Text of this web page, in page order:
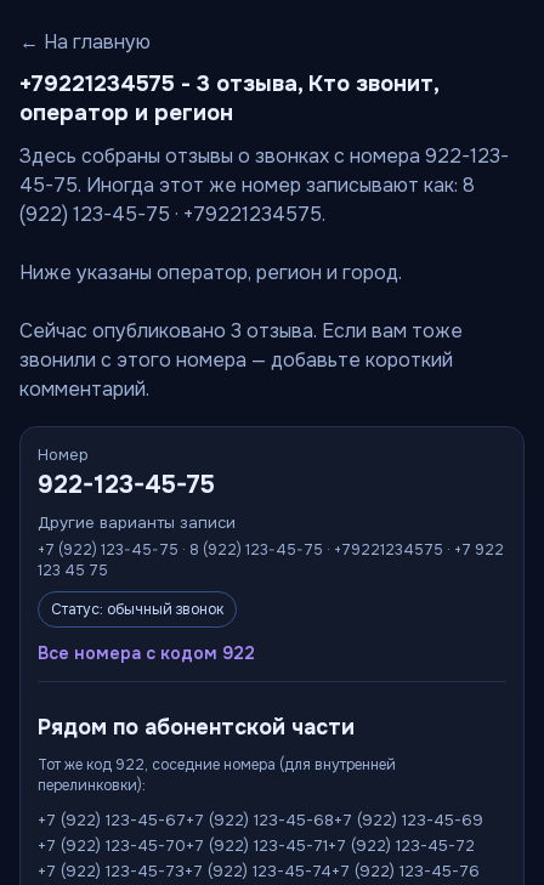
← На главную
+79221234575 - 3 отзыва, Кто звонит,
оператор и регион
Здесь собраны отзывы о звонках с номера 922-123-
45-75. Иногда этот же номер записывают как: 8
(922) 123-45-75 · +79221234575.
Ниже указаны оператор, регион и город.
Сейчас опубликовано 3 отзыва. Если вам тоже
звонили с этого номера — добавьте короткий
комментарий.
Номер
922-123-45-75
Другие варианты записи
+7 (922) 123-45-75 · 8 (922) 123-45-75 · +79221234575 · +7 922
123 45 75
Статус: обычный звонок
Все номера с кодом 922
Рядом по абонентской части
Тот же код 922, соседние номера (для внутренней
перелинковки):
+7 (922) 123-45-67+7 (922) 123-45-68+7 (922) 123-45-69
+7 (922) 123-45-70+7 (922) 123-45-71+7 (922) 123-45-72
+7 (922) 123-45-73+7 (922) 123-45-74+7 (922) 123-45-76